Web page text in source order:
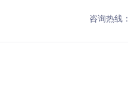
咨询热线：